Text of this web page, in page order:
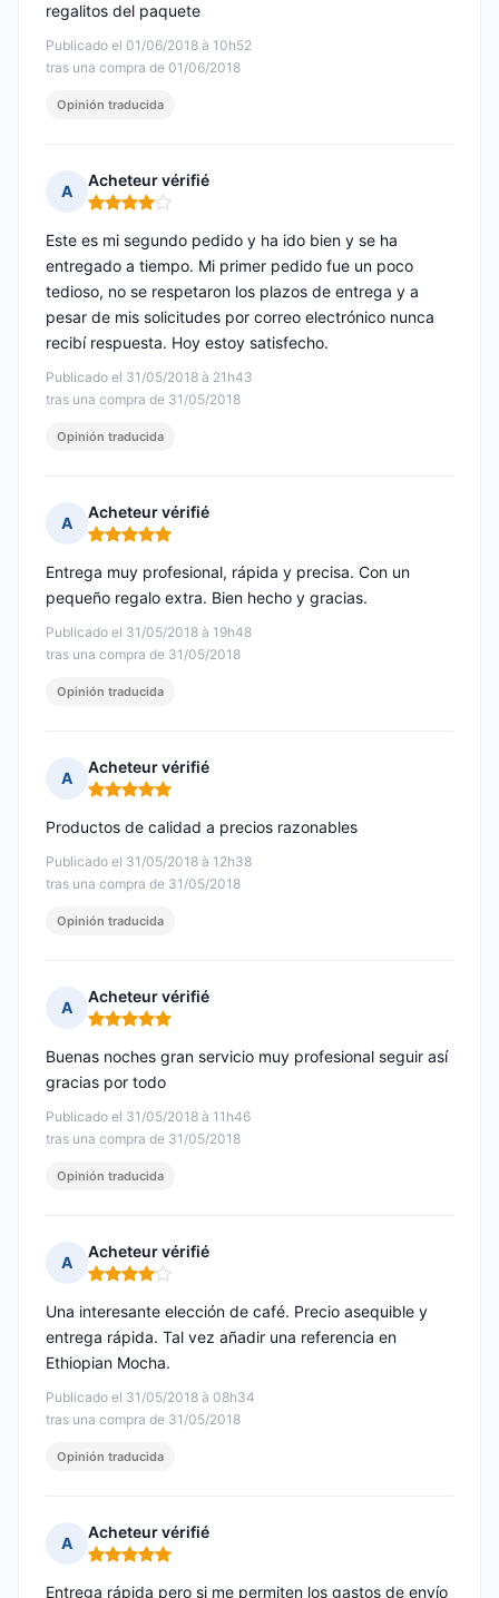
Publicado el 01/06/2018 à 10h52
tras una compra de 01/06/2018
regalitos del paquete
Opinión traducida
A
Acheteur vérifié
Nota: 4 de 5
Publicado el 31/05/2018 à 21h43
tras una compra de 31/05/2018
Este es mi segundo pedido y ha ido bien y se ha
entregado a tiempo. Mi primer pedido fue un poco
tedioso, no se respetaron los plazos de entrega y a
pesar de mis solicitudes por correo electrónico nunca
recibí respuesta. Hoy estoy satisfecho.
Opinión traducida
A
Acheteur vérifié
Nota: 5 de 5
Publicado el 31/05/2018 à 19h48
tras una compra de 31/05/2018
Entrega muy profesional, rápida y precisa. Con un
pequeño regalo extra. Bien hecho y gracias.
Opinión traducida
A
Acheteur vérifié
Nota: 5 de 5
Publicado el 31/05/2018 à 12h38
tras una compra de 31/05/2018
Productos de calidad a precios razonables
Opinión traducida
A
Acheteur vérifié
Nota: 5 de 5
Publicado el 31/05/2018 à 11h46
tras una compra de 31/05/2018
Buenas noches gran servicio muy profesional seguir así
gracias por todo
Opinión traducida
A
Acheteur vérifié
Nota: 4 de 5
Publicado el 31/05/2018 à 08h34
tras una compra de 31/05/2018
Una interesante elección de café. Precio asequible y
entrega rápida. Tal vez añadir una referencia en
Ethiopian Mocha.
Opinión traducida
A
Acheteur vérifié
Nota: 5 de 5
Entrega rápida pero si me permiten los gastos de envío